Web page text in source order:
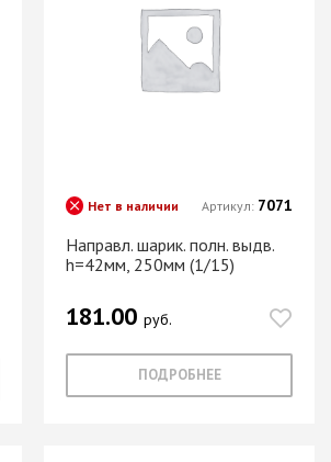
Направл. шарик. полн. выдв.
h=42мм, 250мм (1/15)
Нет в наличии
181.00руб.
ПОДРОБНЕЕ
Артикул: 7071